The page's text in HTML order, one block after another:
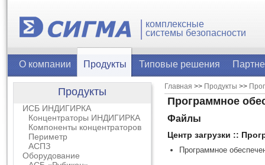
комплексные
системы безопасности
О компании Продукты Типовые решения
Продукты
ИСБ ИНДИГИРКА
Концентраторы ИНДИГИРКА
Компоненты концентраторов
Периметр
АСПЗ
Оборудование
Главная >> Продукты >>
Программное
Файлы
Центр загрузки ::
Программное